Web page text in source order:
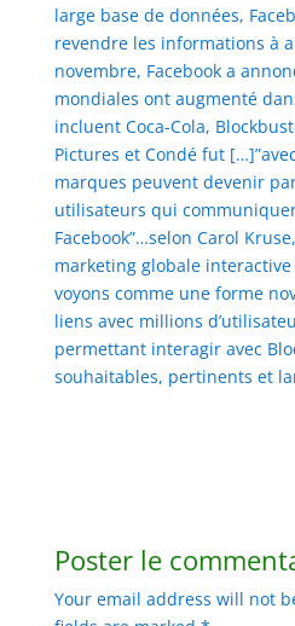
large base de données,
revendre les informations à
novembre, Facebook a
mondiales ont augmenté
incluent Coca-Cola,
Pictures et Condé fut
marques peuvent devenir
utilisateurs qui
Facebook”…selon Carol
marketing globale interactive
voyons comme une forme
liens avec millions
permettant interagir avec
souhaitables, pertinents et
Poster le
Your email address will not